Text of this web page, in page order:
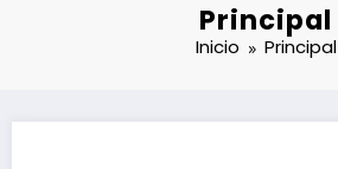
Principal
Inicio Principal